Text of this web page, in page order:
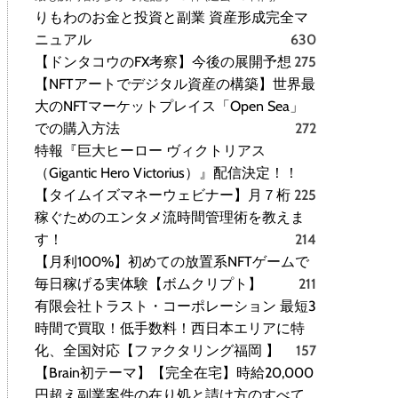
りもわのお金と投資と副業 資産形成完全マ
ニュアル
630
【ドンタコウのFX考察】今後の展開予想 275
【NFTアートでデジタル資産の構築】世界最
大のNFTマーケットプレイス「Open Sea」
での購入方法
272
特報『巨大ヒーロー ヴィクトリアス
（Gigantic Hero Victorius）』配信決定！！
225
【タイムイズマネーウェビナー】月７桁
稼ぐためのエンタメ流時間管理術を教えま
す！
214
【月利100%】初めての放置系NFTゲームで
毎日稼げる実体験【ボムクリプト】
211
有限会社トラスト・コーポレーション 最短3
時間で買取！低手数料！西日本エリアに特
化、全国対応【ファクタリング福岡 】
157
【Brain初テーマ】【完全在宅】時給20,000